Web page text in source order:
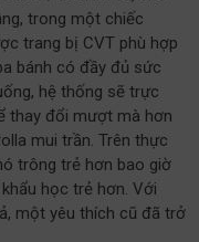
trong một chiếc
trang bị CVT phù hợp
bánh có đầy đủ sức
hệ thống sẽ trực
thay đổi mượt mà hơn
mui trần. Trên thực
trông trẻ hơn bao giờ
học trẻ hơn. Với
một yêu thích cũ đã trở